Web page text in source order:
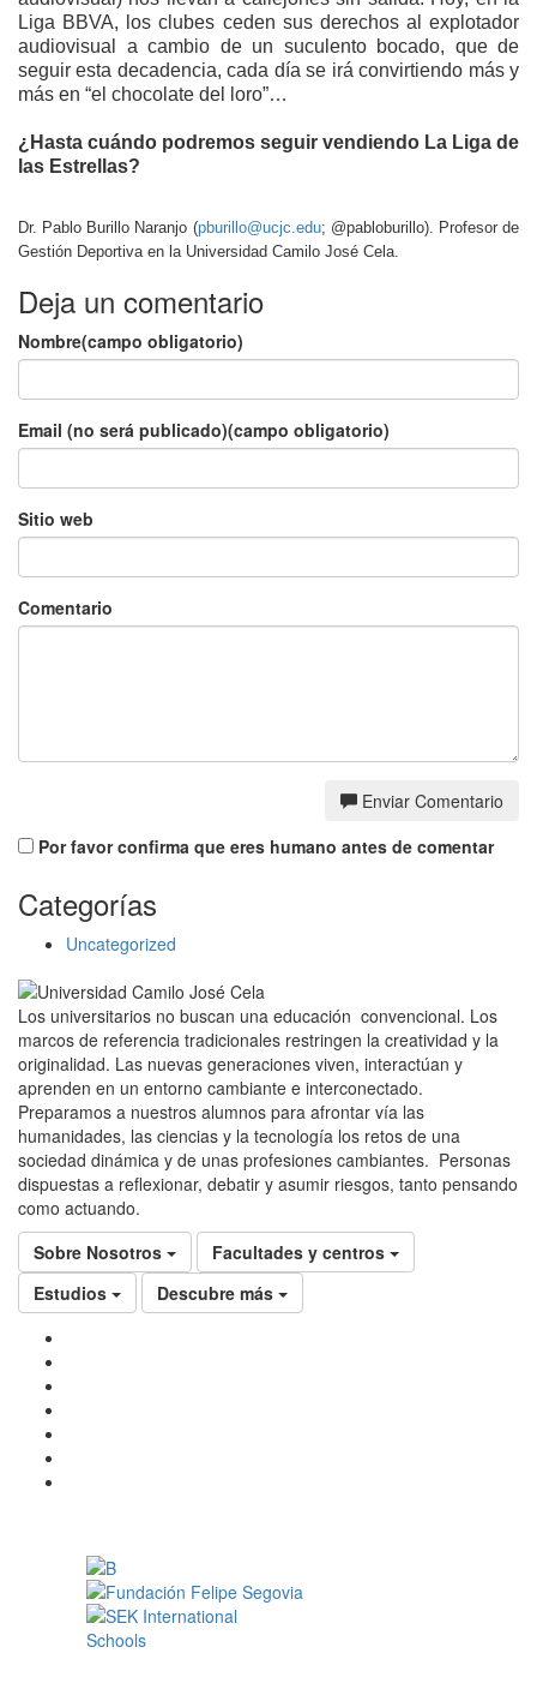
Liga BBVA, los clubes ceden sus derechos al explotador
audiovisual a cambio de un suculento bocado, que de
seguir esta decadencia, cada día se irá convirtiendo más y
más en “el chocolate del loro”…
¿Hasta cuándo podremos seguir vendiendo La Liga de
las Estrellas?
Dr. Pablo Burillo Naranjo (pburillo@ucjc.edu; @pabloburillo). Profesor de
Gestión Deportiva en la Universidad Camilo José Cela.
Deja un comentario
Nombre(campo obligatorio)
Email (no será publicado)(campo obligatorio)
Sitio web
Comentario
Enviar Comentario
Por favor confirma que eres humano antes de comentar
Categorías
Uncategorized
Los universitarios no buscan una educación convencional. Los
marcos de referencia tradicionales restringen la creatividad y la
originalidad. Las nuevas generaciones viven, interactúan y
aprenden en un entorno cambiante e interconectado.
Preparamos a nuestros alumnos para afrontar vía las
humanidades, las ciencias y la tecnología los retos de una
sociedad dinámica y de unas profesiones cambiantes. Personas
dispuestas a reflexionar, debatir y asumir riesgos, tanto pensando
como actuando.
Sobre Nosotros
Facultades y centros
Estudios
Descubre más